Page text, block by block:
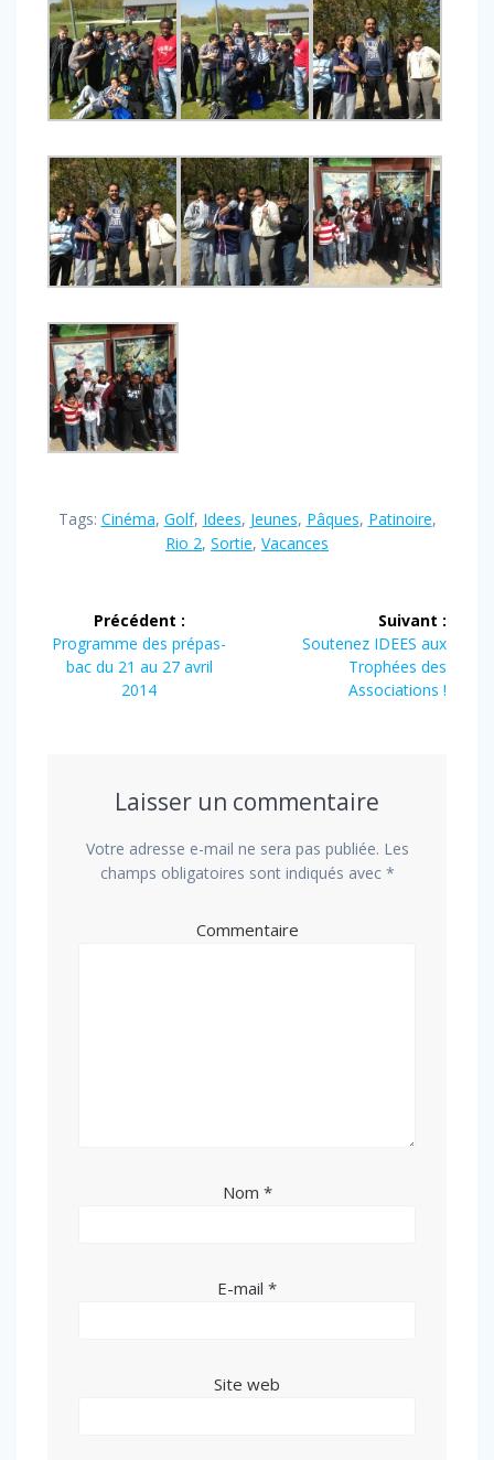
Tags: Cinéma, Golf, Idees, Jeunes, Pâques, Patinoire,
Rio 2, Sortie, Vacances
Navigation
de
l’article
Précédent :
Article
précédent
Programme des prépas-
bac du 21 au 27 avril
2014
Suivant :
Article
suivant
Soutenez IDEES aux
Trophées des
Associations !
Laisser un commentaire
Votre adresse e-mail ne sera pas publiée. Les
champs obligatoires sont indiqués avec *
Commentaire
Nom *
E-mail *
Site web